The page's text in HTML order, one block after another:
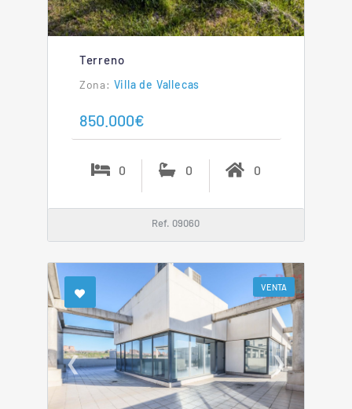
Terreno
Villa de Vallecas
850.000€
0 0 0
Ref. 09060
VENTA
❮ ❯